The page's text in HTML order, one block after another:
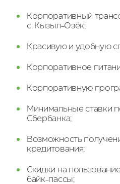
Корпоративный
с. Кызыл-Озёк;
Красивую и удобную
Корпоративное
Корпоративную
Минимальные ставки
Сбербанка;
Возможность
кредитования;
Скидки на
байк-пассы;